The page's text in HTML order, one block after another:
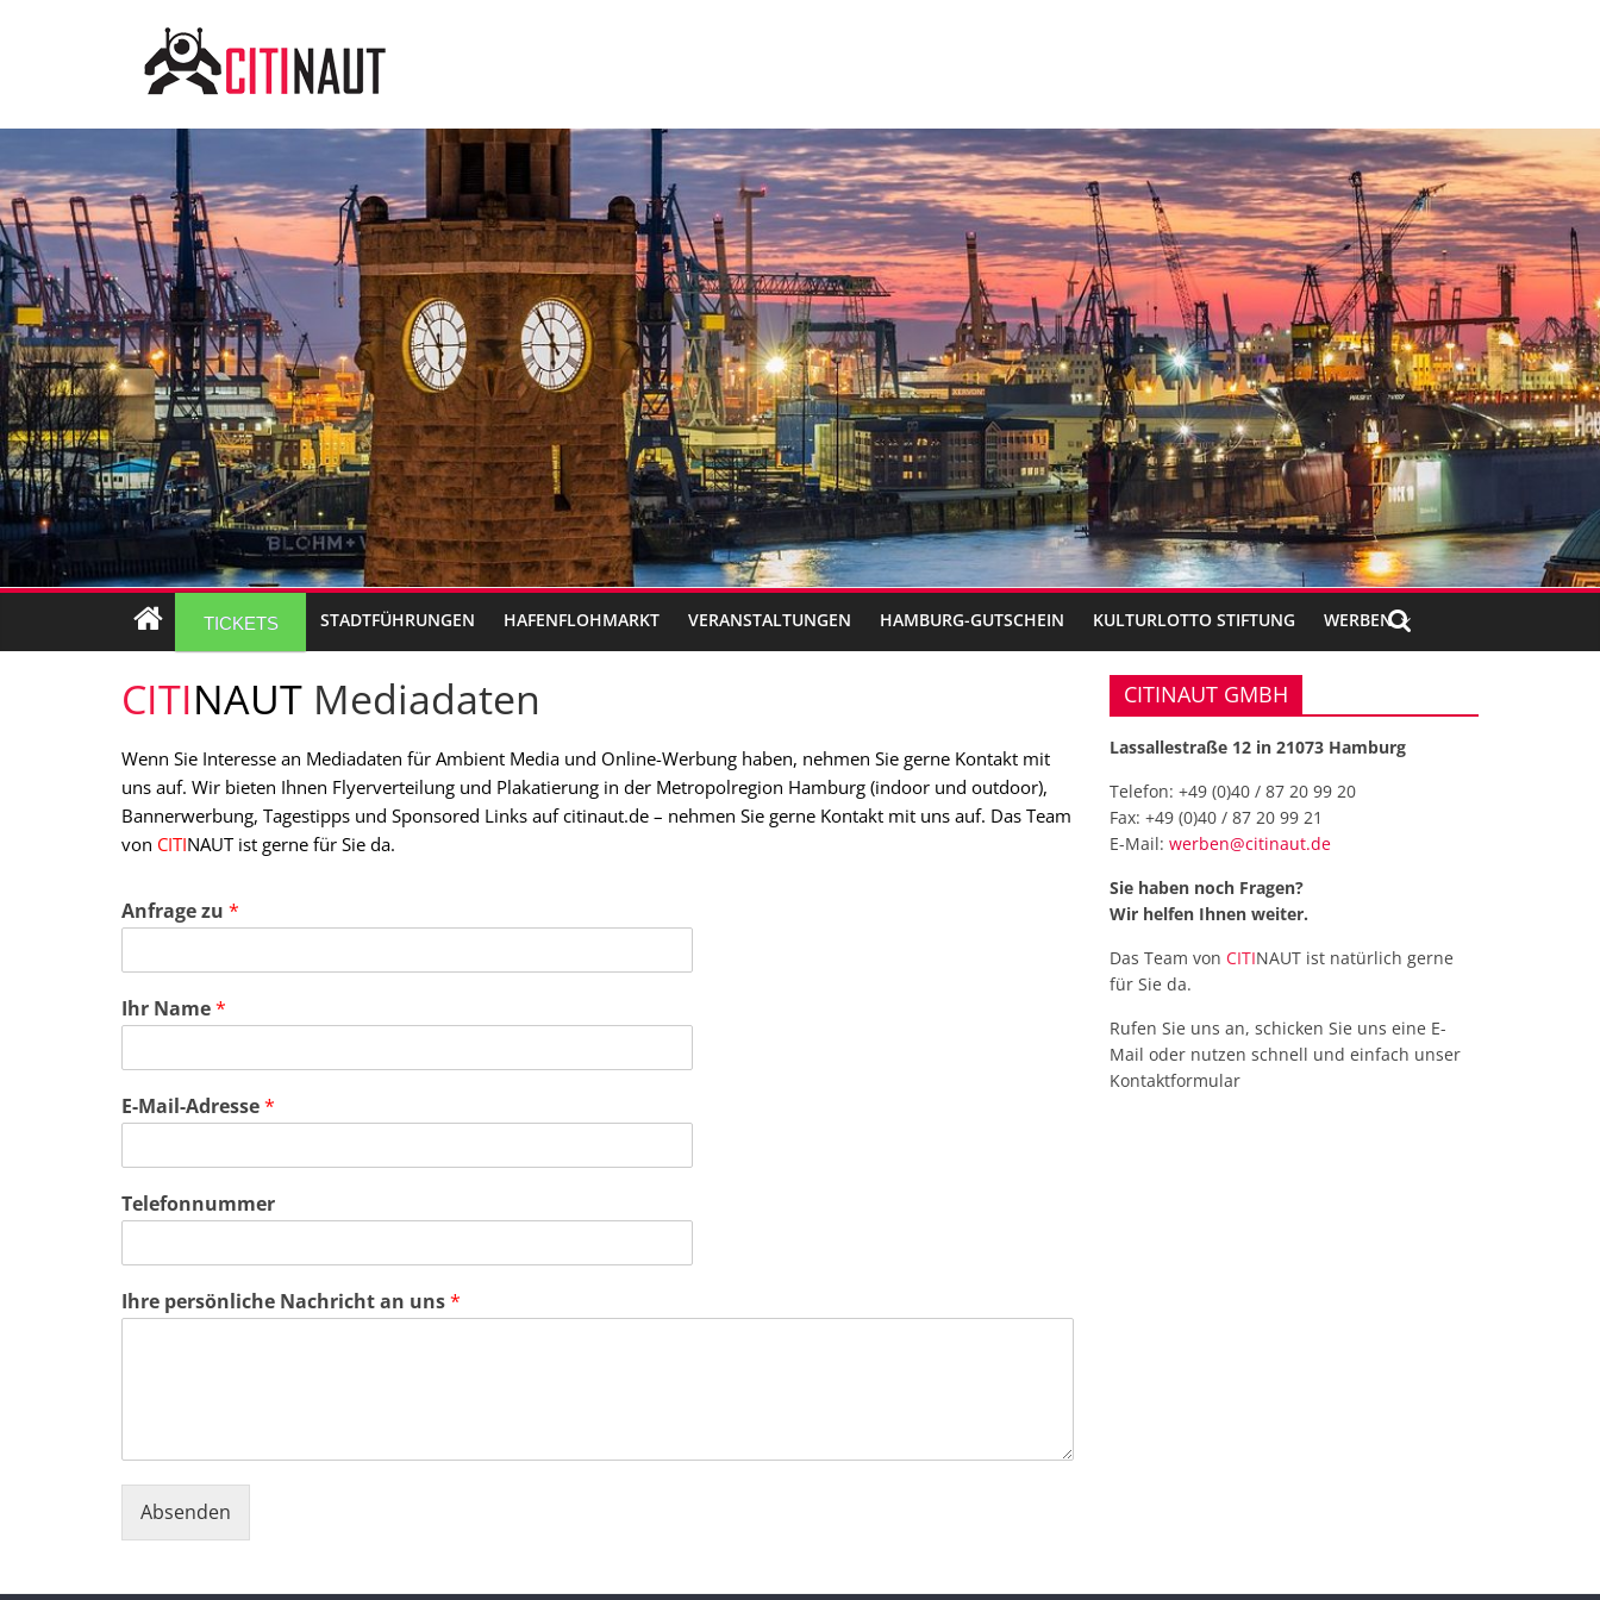
TICKETS STADTFÜHRUNGEN HAFENFLOHMARKT VERANSTALTUNGEN HAMBURG-GUTSCHEIN KULTURLOTTO STIFTUNG WERBEN
CITINAUT Mediadaten
Wenn Sie Interesse an Mediadaten für Ambient Media und Online-Werbung haben, nehmen Sie gerne Kontakt mit
uns auf. Wir bieten Ihnen Flyerverteilung und Plakatierung in der Metropolregion Hamburg (indoor und outdoor),
Bannerwerbung, Tagestipps und Sponsored Links auf citinaut.de – nehmen Sie gerne Kontakt mit uns auf. Das Team
von CITINAUT ist gerne für Sie da.
Anfrage zu *
Ihr Name*
E-Mail-Adresse*
Telefonnummer
Ihre persönliche Nachricht an uns*
Absenden
CITINAUT GMBH
Lassallestraße 12 in 21073 Hamburg
Telefon: +49 (0)40 / 87 20 99 20
Fax: +49 (0)40 / 87 20 99 21
E-Mail: werben@citinaut.de
Sie haben noch Fragen?
Wir helfen Ihnen weiter.
Das Team von CITINAUT ist natürlich gerne
für Sie da.
Rufen Sie uns an, schicken Sie uns eine E-
Mail oder nutzen schnell und einfach unser
Kontaktformular